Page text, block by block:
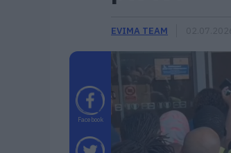
EVIMA TEAM
Facebook